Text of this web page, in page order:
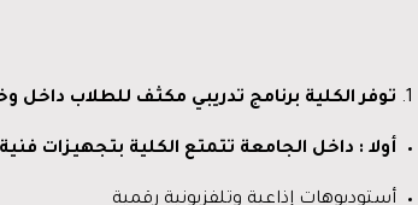
توفر الكلية برنامج تدريبي مكثف للطلاب داخل
أولا : داخل الجامعة تتمتع الكلية بتجهيزات
أستوديوهات إذاعية وتلفزيونية رقمية